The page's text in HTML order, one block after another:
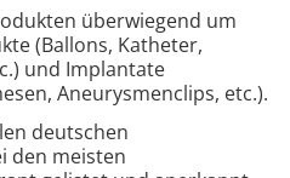
überwiegend um
(Ballons, Katheter,
und Implantate
Aneurysmenclips, etc.).
deutschen
den meisten